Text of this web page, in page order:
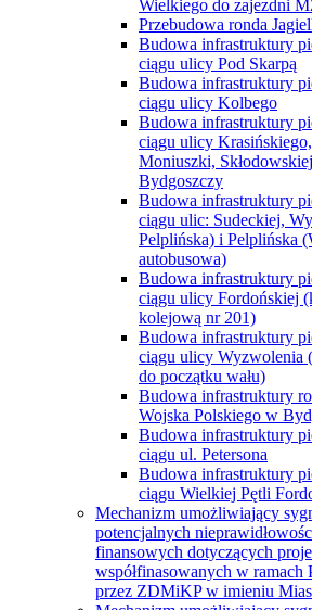
Wielkiego do zajezdni
Przebudowa ronda
Budowa infrastruktury
ciągu ulicy Pod Skarpą
Budowa infrastruktury
ciągu ulicy Kolbego
Budowa infrastruktury
ciągu ulicy
Moniuszki,
Bydgoszczy
Budowa infrastruktury
ciągu ulic: Sudeckiej,
Pelplińska) i Pelplińska
autobusowa)
Budowa infrastruktury
ciągu ulicy Fordońskiej
kolejową nr 201)
Budowa infrastruktury
ciągu ulicy Wyzwolenia
do początku wału)
Budowa infrastruktury
Wojska Polskiego w
Budowa infrastruktury
ciągu ul. Petersona
Budowa infrastruktury
ciągu Wielkiej Pętli
Mechanizm umożliwiający
potencjalnych
finansowych dotyczących
współfinasowanych w ramach
przez ZDMiKP w imieniu